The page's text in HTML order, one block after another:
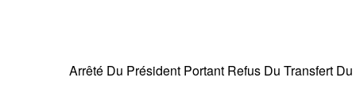
Arrêté Du Président Portant Refus Du Transfert